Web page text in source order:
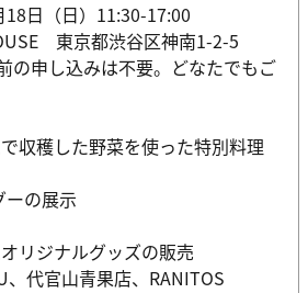
日（日）11:30-17:00
東京都渋谷区神南1-2-5
申し込みは不要。どなたでもご
収穫した野菜を使った特別料理
ーの展示
リジナルグッズの販売
代官山青果店、RANITOS